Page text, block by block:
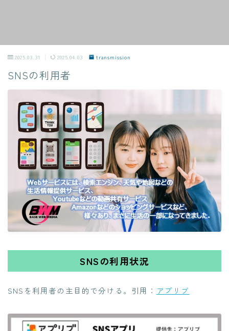
2025.03.31 2025.04.03 transmission
SNSの利用者
SNSの利用状況
SNSを利用者の主目的で分ける。引用： アプリブ